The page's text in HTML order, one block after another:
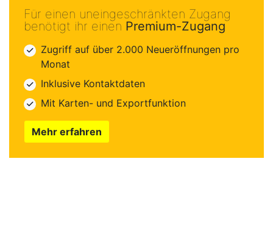
Für einen uneingeschränkten Zugang
benötigt ihr einen Premium-Zugang
Zugriff auf über 2.000 Neueröffnungen pro
Monat
Inklusive Kontaktdaten
Mit Karten- und Exportfunktion
Mehr erfahren